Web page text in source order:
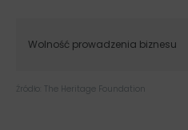
Wolność prowadzenia biznesu
Źródło: The Heritage Foundation